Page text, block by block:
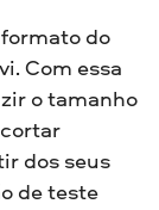
do
Com essa
o tamanho
dos seus
de teste